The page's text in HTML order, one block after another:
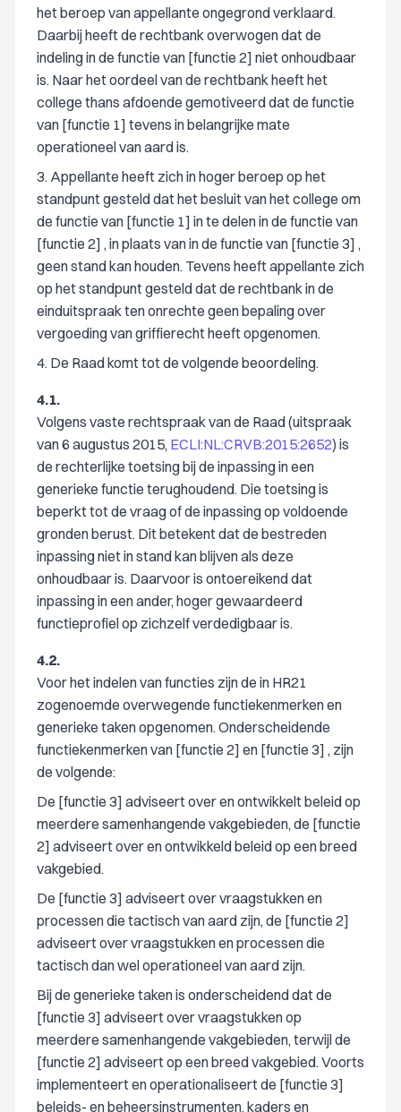
het beroep van appellante ongegrond verklaard.
Daarbij heeft de rechtbank overwogen dat de
indeling in de functie van [functie 2] niet onhoudbaar
is. Naar het oordeel van de rechtbank heeft het
college thans afdoende gemotiveerd dat de functie
van [functie 1] tevens in belangrijke mate
operationeel van aard is.
3. Appellante heeft zich in hoger beroep op het
standpunt gesteld dat het besluit van het college om
de functie van [functie 1] in te delen in de functie van
[functie 2] , in plaats van in de functie van [functie 3] ,
geen stand kan houden. Tevens heeft appellante zich
op het standpunt gesteld dat de rechtbank in de
einduitspraak ten onrechte geen bepaling over
vergoeding van griffierecht heeft opgenomen.
4. De Raad komt tot de volgende beoordeling.
4.1.
Volgens vaste rechtspraak van de Raad (uitspraak
van 6 augustus 2015, ECLI:NL:CRVB:2015:2652) is
de rechterlijke toetsing bij de inpassing in een
generieke functie terughoudend. Die toetsing is
beperkt tot de vraag of de inpassing op voldoende
gronden berust. Dit betekent dat de bestreden
inpassing niet in stand kan blijven als deze
onhoudbaar is. Daarvoor is ontoereikend dat
inpassing in een ander, hoger gewaardeerd
functieprofiel op zichzelf verdedigbaar is.
4.2.
Voor het indelen van functies zijn de in HR21
zogenoemde overwegende functiekenmerken en
generieke taken opgenomen. Onderscheidende
functiekenmerken van [functie 2] en [functie 3] , zijn
de volgende:
De [functie 3] adviseert over en ontwikkelt beleid op
meerdere samenhangende vakgebieden, de [functie
2] adviseert over en ontwikkeld beleid op een breed
vakgebied.
De [functie 3] adviseert over vraagstukken en
processen die tactisch van aard zijn, de [functie 2]
adviseert over vraagstukken en processen die
tactisch dan wel operationeel van aard zijn.
Bij de generieke taken is onderscheidend dat de
[functie 3] adviseert over vraagstukken op
meerdere samenhangende vakgebieden, terwijl de
[functie 2] adviseert op een breed vakgebied. Voorts
implementeert en operationaliseert de [functie 3]
beleids- en beheersinstrumenten, kaders en